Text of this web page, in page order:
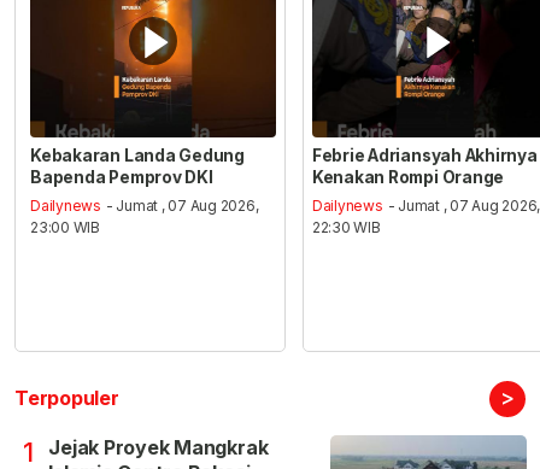
Kebakaran Landa Gedung
Bapenda Pemprov DKI
Dailynews - Jumat , 07 Aug 2026,
23:00 WIB
Febrie Adriansyah Akhirnya
Kenakan Rompi Orange
Dailynews - Jumat , 07 Aug 2026,
22:30 WIB
Terpopuler >
1
Jejak Proyek Mangkrak